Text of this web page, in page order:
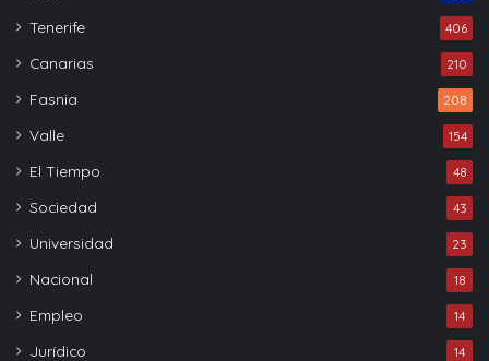
Tenerife 406
Canarias 210
Fasnia 208
Valle 154
El Tiempo 48
Sociedad 43
Universidad 23
Nacional 18
Empleo 14
Jurídico 14